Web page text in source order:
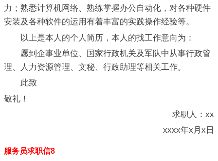
力；熟悉计算机网络、熟练掌握办公自动化，对各种硬件
安装及各种软件的运用有着丰富的实践操作经验等。
以上是本人的个人简历，本人的找工作意向为：
愿到企事业单位、国家行政机关及军队中从事行政管
理、人力资源管理、文秘、行政助理等相关工作。
此致
敬礼！
求职人：xx
xxxx年x月x日
服务员求职信8